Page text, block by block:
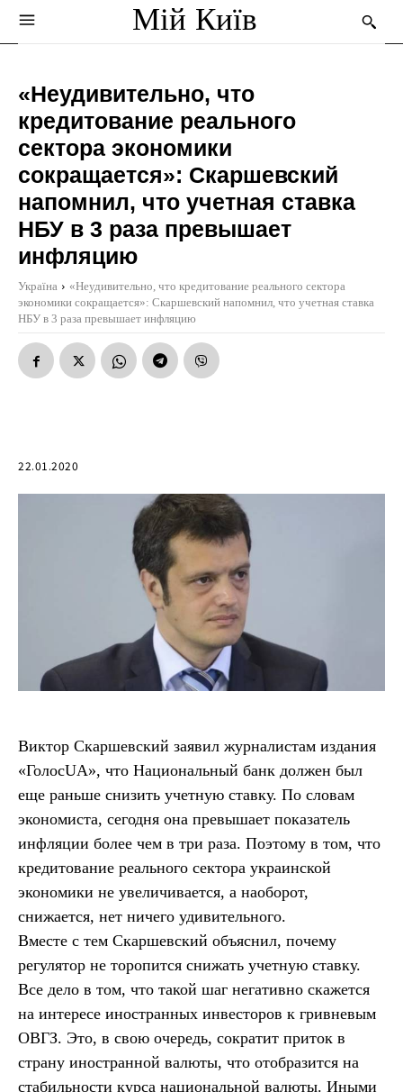
Мій Київ
«Неудивительно, что
кредитование реального
сектора экономики
сокращается»: Скаршевский
напомнил, что учетная ставка
НБУ в 3 раза превышает
инфляцию
Україна
«Неудивительно, что кредитование реального сектора
экономики сокращается»: Скаршевский напомнил, что учетная ставка
НБУ в 3 раза превышает инфляцию
22.01.2020
Виктор Скаршевский заявил журналистам издания
«ГолосUA», что Национальный банк должен был
еще раньше снизить учетную ставку. По словам
экономиста, сегодня она превышает показатель
инфляции более чем в три раза. Поэтому в том, что
кредитование реального сектора украинской
экономики не увеличивается, а наоборот,
снижается, нет ничего удивительного.
Вместе с тем Скаршевский объяснил, почему
регулятор не торопится снижать учетную ставку.
Все дело в том, что такой шаг негативно скажется
на интересе иностранных инвесторов к гривневым
ОВГЗ. Это, в свою очередь, сократит приток в
страну иностранной валюты, что отобразится на
стабильности курса национальной валюты. Иными